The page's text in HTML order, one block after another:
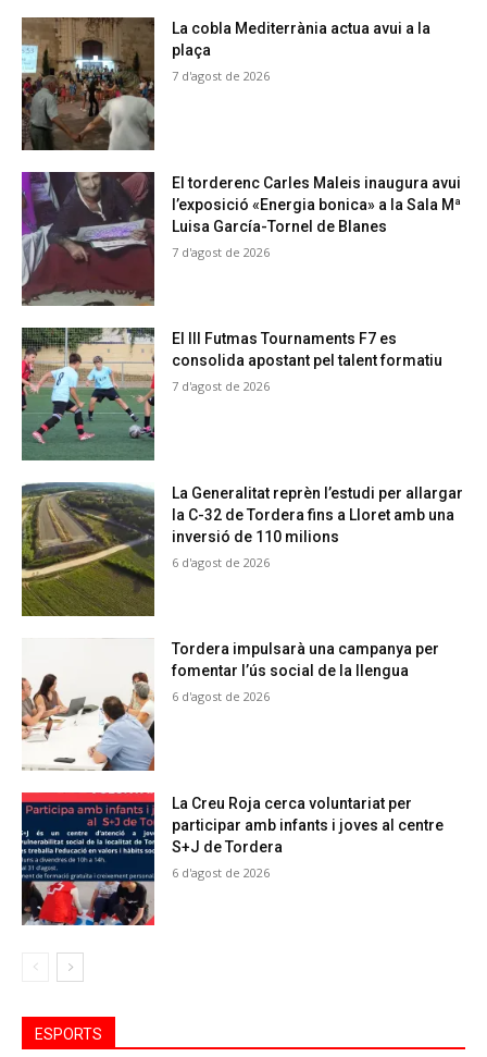
La cobla Mediterrània actua avui a la
plaça
7 d'agost de 2026
El torderenc Carles Maleis inaugura avui
l’exposició «Energia bonica» a la Sala Mª
Luisa García-Tornel de Blanes
7 d'agost de 2026
El III Futmas Tournaments F7 es
consolida apostant pel talent formatiu
7 d'agost de 2026
La Generalitat reprèn l’estudi per allargar
la C-32 de Tordera fins a Lloret amb una
inversió de 110 milions
6 d'agost de 2026
Tordera impulsarà una campanya per
fomentar l’ús social de la llengua
6 d'agost de 2026
La Creu Roja cerca voluntariat per
participar amb infants i joves al centre
S+J de Tordera
6 d'agost de 2026
ESPORTS